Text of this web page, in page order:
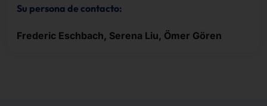
Su persona de contacto:
Frederic Eschbach, Serena Liu, Ömer Gören